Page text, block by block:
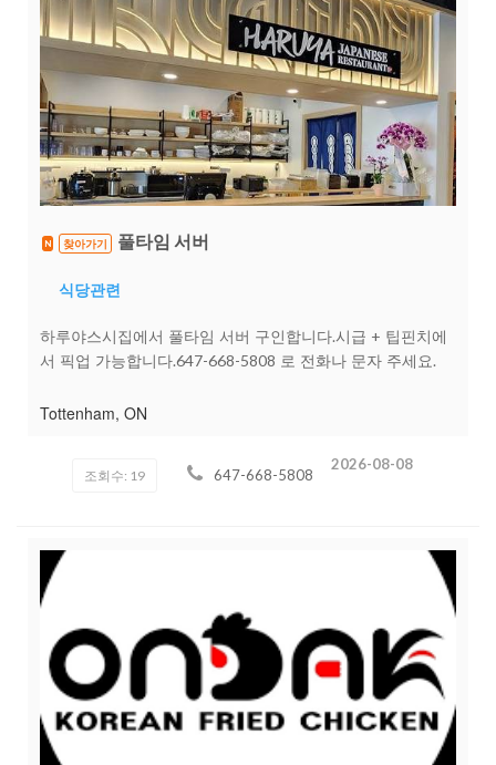
겁게 일할 수 있는분* 성실하고 서로 신뢰를 쌓을 수 있는 정
직하고 책임감 있으신 분* 간단한 prep 업무와 야채, 고기 손
질 등 칼질이 가능하신분( 못하시더라도 알려드리니 걱정 안
하셔도 되요)근무 조건: 시급 $19 ~ (트레이닝후)* 보다 자세
한 근무 조건 등 인터뷰를 통해 안내 드릴게요 당연히 법적 지
급사항 모두 지급해 드립니다.체크페이 가능하신분 (일하시
는 역량과 노력하시는거에 따라 댠기간에도 급여 인상가능
해요 .저희와 같이 근무하시는분들도 저희 고객들 만큼 저희
에겐 소중한 분들입니다)지원 방법:* 문자: 437-225-4705*
간단한 소개 (이름, 나이, 경력, 비자상태,근무 가능 요일과 시
간 등)를 보내주세요.* 시간은 늦더라도 상관 없으니 편하게
연락 주세요(일과 중에는 죄송하지만 바빠서전화 받기가 힘
확인하는데로 모든 지원자분들에연락 드리도록 하겠지만 업
무중 바로바로 확인하기 어려운 점이 있어 조금 늦게 연락 드
서로가 배려하고 아껴가며좋은 인연 좋은 추억 만들어갔으면
좋겠어요!즐겁게 일할수 있는 환경을 만들기위해 노력하는
N 찾아가기 풀타임 서버
식당관련
하루야스시집에서 풀타임 서버 구인합니다.시급 + 팁핀치에
서 픽업 가능합니다.647-668-5808 로 전화나 문자 주세요.
Tottenham, ON
조회수: 19 647-668-5808
2026-08-08